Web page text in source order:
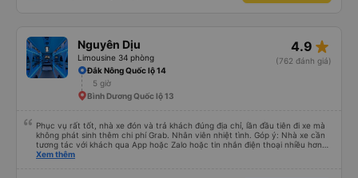
Nguyên Dịu
Limousine 34 phòng
4.9 star_rate
(762 đánh giá)
Đắk Nông Quốc lộ 14
5 giờ
Bình Dương Quốc lộ 13
Phục vụ rất tốt, nhà xe đón và trả khách đúng địa chỉ, lần đầu tiên đi xe mà
không phát sinh thêm chi phí Grab. Nhân viên nhiệt tình. Góp ý: Nhà xe cần
tương tác với khách qua App hoặc Zalo hoặc tin nhắn điện thoại nhiều hơn
nữa để hành khách yên tâm đặc biệt là khách đặt vé qua App. Chân thành
Xem thêm